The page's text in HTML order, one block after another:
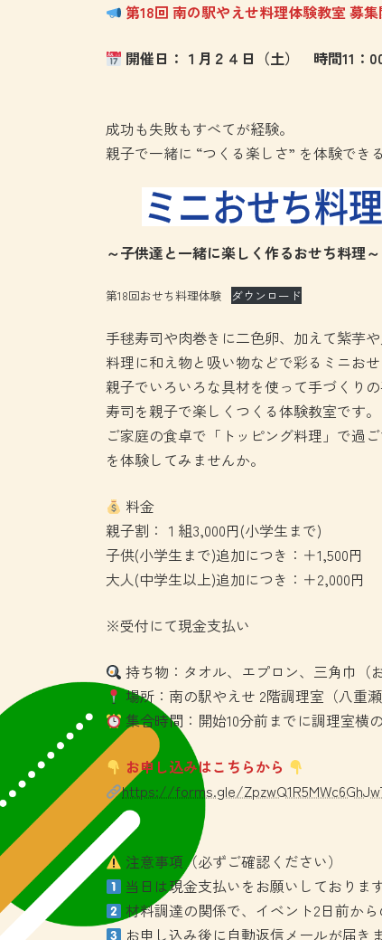
第18回 南の駅やえせ料理体験教室 募集
開催日：１月２４日（土） 時間11：
成功も失敗もすべてが経験。
親子で一緒に “つくる楽しさ” を体験でき
～子供達と一緒に楽しく作るおせち料理～
第18回おせち料理体験 ダウンロード
手毬寿司や肉巻きに二色卵、加えて紫芋
料理に和え物と吸い物などで彩るミニおせ
親子でいろいろな具材を使って手づくり
寿司を親子で楽しくつくる体験教室です。
ご家庭の食卓で「トッピング料理」で過
を体験してみませんか。
料金
親子割：１組3,000円(小学生まで)
子供(小学生まで)追加につき：＋1,500円
大人(中学生以上)追加につき：＋2,000円
※受付にて現金支払い
持ち物：タオル、エプロン、三角巾（
場所：南の駅やえせ 2階調理室（八重瀬
集合時間：開始10分前までに調理室横
お申し込みはこちらから
https://forms.gle/
注意事項（必ずご確認ください）
当日は現金支払いをお願いしておりま
材料調達の関係で、イベント2日前か
お申し込み後に自動返信メールが届きま